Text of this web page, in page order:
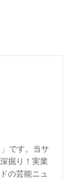
です。当サ
掘り！実業
の芸能ニュ